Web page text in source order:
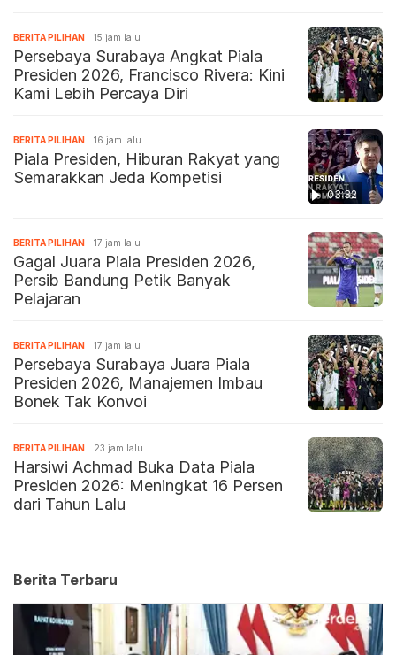
BERITA PILIHAN 15 jam lalu
Persebaya Surabaya Angkat Piala
Presiden 2026, Francisco Rivera: Kini
Kami Lebih Percaya Diri
03:32
BERITA PILIHAN 16 jam lalu
Piala Presiden, Hiburan Rakyat yang
Semarakkan Jeda Kompetisi
BERITA PILIHAN 17 jam lalu
Gagal Juara Piala Presiden 2026,
Persib Bandung Petik Banyak
Pelajaran
BERITA PILIHAN 17 jam lalu
Persebaya Surabaya Juara Piala
Presiden 2026, Manajemen Imbau
Bonek Tak Konvoi
BERITA PILIHAN 23 jam lalu
Harsiwi Achmad Buka Data Piala
Presiden 2026: Meningkat 16 Persen
dari Tahun Lalu
Berita Terbaru